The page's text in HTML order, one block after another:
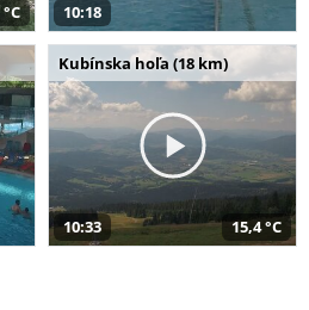
10:18
Kubínska hoľa (18 km)
10:33 15,4 °C